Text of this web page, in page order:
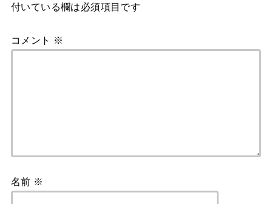
付いている欄は必須項目です
コメント ※
名前 ※